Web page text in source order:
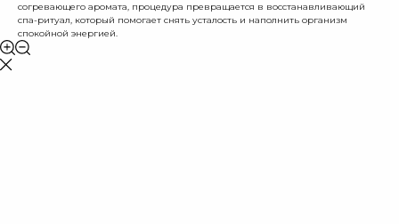
согревающего аромата, процедура превращается в восстанавливающий
спа-ритуал, который помогает снять усталость и наполнить организм
спокойной энергией.